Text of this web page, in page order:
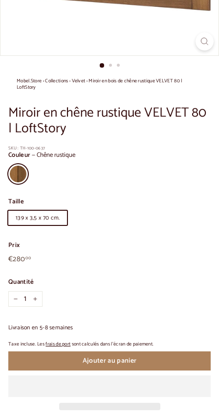
Mobel.Store›Collections›Velvet›Miroir en bois de chêne rustique VELVET 80 |
LoftStory
Miroir en chêne rustique VELVET 80
| LoftStory
SKU : TH-100-0637
Couleur—Chêne rustique
Taille
139 x 3,5 x 70 cm.
Prix
Prix
habituel
€28000€280,00
Quantité
+
Livraison en 5-8 semaines
Taxe incluse. Lesfrais de portsont calculés dans l'écran de paiement.
Ajouter au panier